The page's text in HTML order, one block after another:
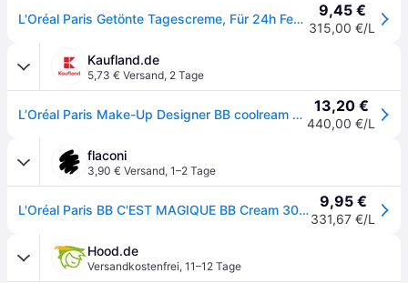
L'Oréal Paris Getönte Tagescreme, Für 24h Feuchtigkeit und einen ebenmäßigen Teint, Magic BB Teint Optimierer, Nr. 01 Very Light (Sehr Hell), 1 x 30 ml 9,45 €
315,00 €/L
Kaufland.de
5,73 € Versand, 2 Tage
L’Oréal Paris Make-Up Designer BB coolream cool'est Magicool 01 VERY LIGHT, BB Cream, Messe, Licht, Unisex, Mischhaut, normale Haut, Anti-Müdigkeit, Feuchtigkeitsspendend, Beige 13,20 €
440,00 €/L
flaconi
3,90 € Versand, 1–2 Tage
L'Oréal Paris BB C'EST MAGIQUE BB Cream 30 ml Sehr Hell 9,95 €
331,67 €/L
Hood.de
Versandkostenfrei, 11–12 Tage